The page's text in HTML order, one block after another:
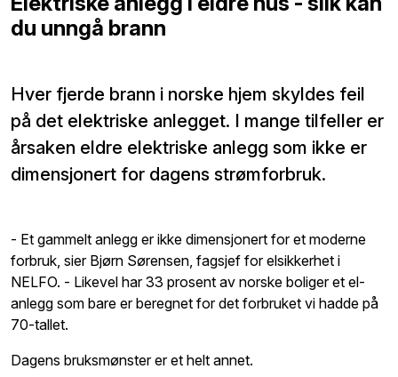
du unngå brann
Hver fjerde brann i norske hjem skyldes feil
på det elektriske anlegget. I mange tilfeller er
årsaken eldre elektriske anlegg som ikke er
dimensjonert for dagens strømforbruk.
- Et gammelt anlegg er ikke dimensjonert for et moderne
forbruk, sier Bjørn Sørensen, fagsjef for elsikkerhet i
NELFO. - Likevel har 33 prosent av norske boliger et el-
anlegg som bare er beregnet for det forbruket vi hadde på
70-tallet.
Dagens bruksmønster er et helt annet.